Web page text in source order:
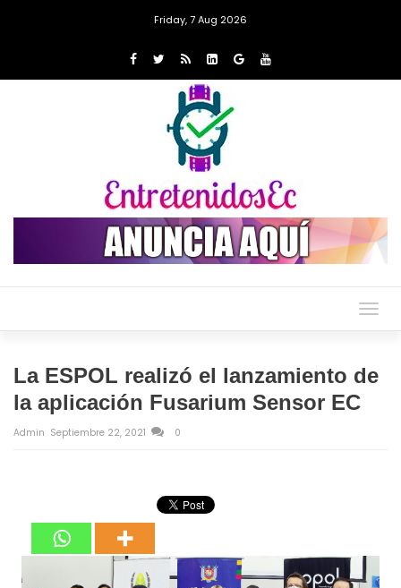
Friday, 7 Aug 2026
La ESPOL realizó el lanzamiento de
la aplicación Fusarium Sensor EC
Admin Septiembre 22, 2021 0